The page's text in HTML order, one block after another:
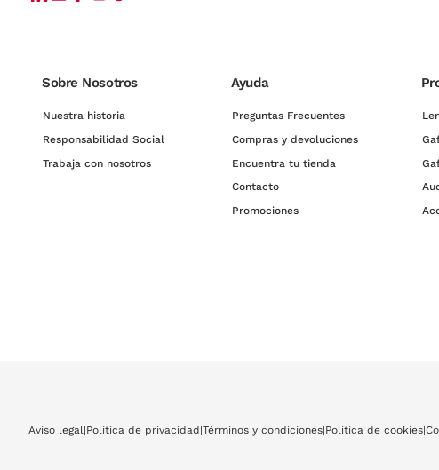
Sobre Nosotros
Nuestra historia
Responsabilidad Social
Trabaja con nosotros
Ayuda
Preguntas Frecuentes
Compras y devoluciones
Encuentra tu tienda
Contacto
Promociones
Aviso legal|Política de privacidad |Términos y condiciones|Política de cookies|